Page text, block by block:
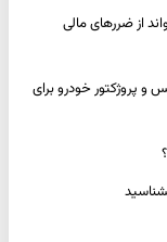
از ضررهای مالی
و پروژکتور خودرو برای